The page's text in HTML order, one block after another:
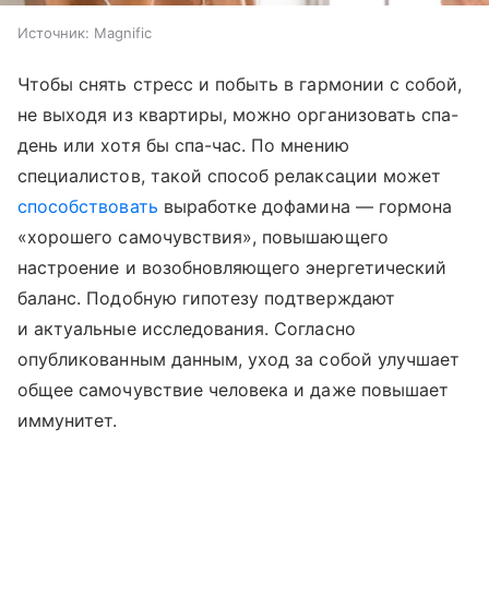
Источник: Magnific
Чтобы снять стресс и побыть в гармонии с собой,
не выходя из квартиры, можно организовать спа-
день или хотя бы спа-час. По мнению
специалистов, такой способ релаксации может
способствовать выработке дофамина — гормона
«хорошего самочувствия», повышающего
настроение и возобновляющего энергетический
баланс. Подобную гипотезу подтверждают
и актуальные исследования. Согласно
опубликованным данным, уход за собой улучшает
общее самочувствие человека и даже повышает
иммунитет.